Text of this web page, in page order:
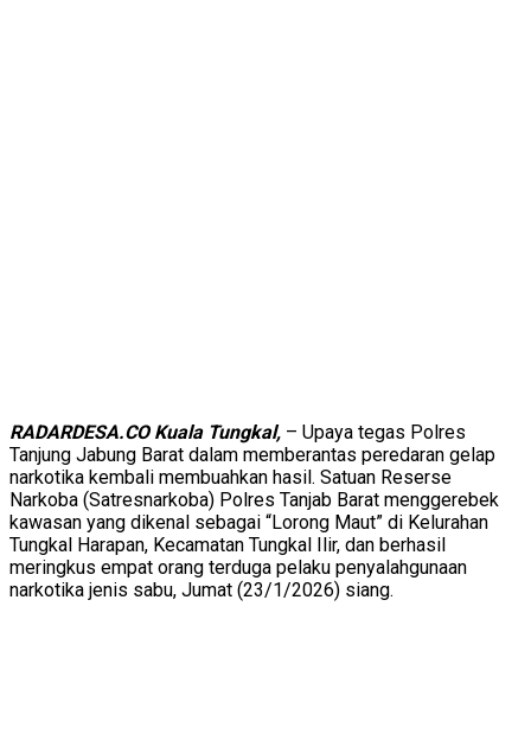
RADARDESA.CO Kuala Tungkal, – Upaya tegas Polres
Tanjung Jabung Barat dalam memberantas peredaran gelap
narkotika kembali membuahkan hasil. Satuan Reserse
Narkoba (Satresnarkoba) Polres Tanjab Barat menggerebek
kawasan yang dikenal sebagai “Lorong Maut” di Kelurahan
Tungkal Harapan, Kecamatan Tungkal Ilir, dan berhasil
meringkus empat orang terduga pelaku penyalahgunaan
narkotika jenis sabu, Jumat (23/1/2026) siang.